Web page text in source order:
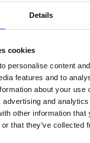
Details
cookies
personalise content
features and to
about your use
advertising and
other information that
that they’ve collected